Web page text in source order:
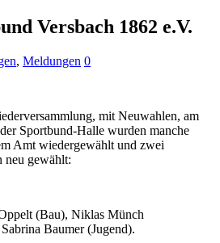
Versbach 1862 e.V.
, Meldungen 0
mit Neuwahlen, am
Sportbund-Halle wurden manche
Amt wiedergewählt und zwei
neu gewählt:
(Bau), Niklas Münch
Baumer (Jugend).